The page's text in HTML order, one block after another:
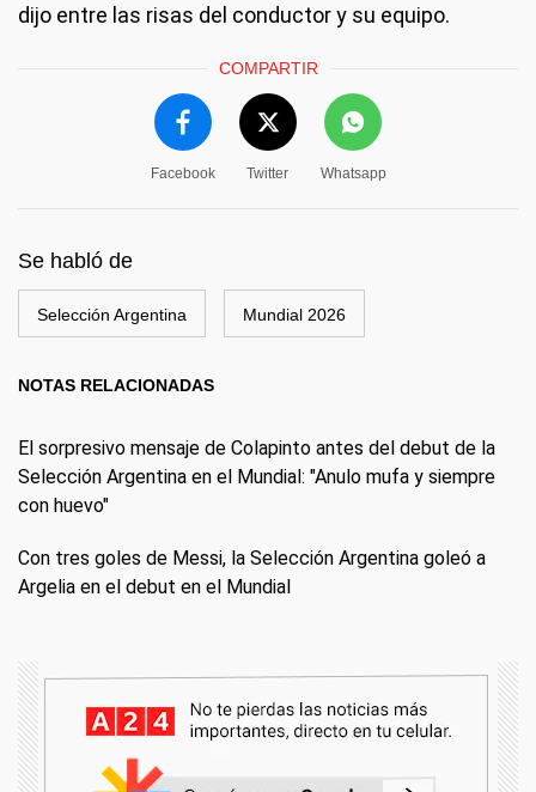
dijo entre las risas del conductor y su equipo.
COMPARTIR
Facebook Twitter Whatsapp
Se habló de
Selección Argentina Mundial 2026
NOTAS RELACIONADAS
El sorpresivo mensaje de Colapinto antes del debut de la
Selección Argentina en el Mundial: "Anulo mufa y siempre
con huevo"
Con tres goles de Messi, la Selección Argentina goleó a
Argelia en el debut en el Mundial